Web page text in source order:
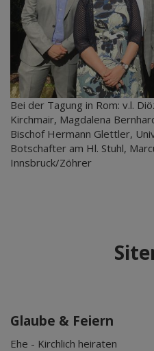
Bei der Tagung in Rom: v.l.
Kirchmair, Magdalena
Bischof Hermann Glettler,
Botschafter am Hl. Stuhl,
Innsbruck/Zöhrer
Glaube & Feiern
Ehe - Kirchlich heiraten